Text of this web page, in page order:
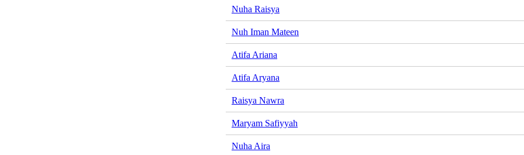
Nuha Raisya
Nuh Iman Mateen
Atifa Ariana
Atifa Aryana
Raisya Nawra
Maryam Safiyyah
Nuha Aira